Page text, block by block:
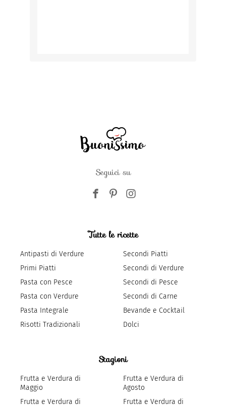
Seguici su
Tutte le ricette
Antipasti di Verdure
Primi Piatti
Pasta con Pesce
Pasta con Verdure
Pasta Integrale
Risotti Tradizionali
Secondi Piatti
Secondi di Verdure
Secondi di Pesce
Secondi di Carne
Bevande e Cocktail
Dolci
Stagioni
Frutta e Verdura di
Maggio
Frutta e Verdura di
Frutta e Verdura di
Agosto
Frutta e Verdura di